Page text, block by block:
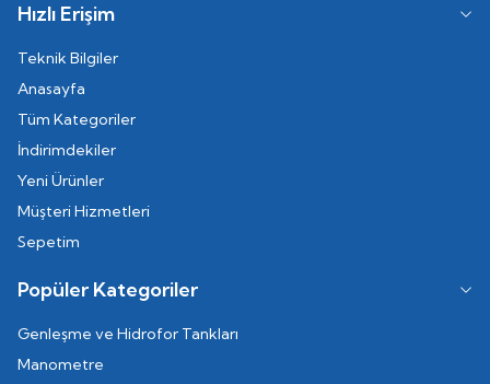
Hızlı Erişim
Teknik Bilgiler
Anasayfa
Tüm Kategoriler
İndirimdekiler
Yeni Ürünler
Müşteri Hizmetleri
Sepetim
Popüler Kategoriler
Genleşme ve Hidrofor Tankları
Manometre